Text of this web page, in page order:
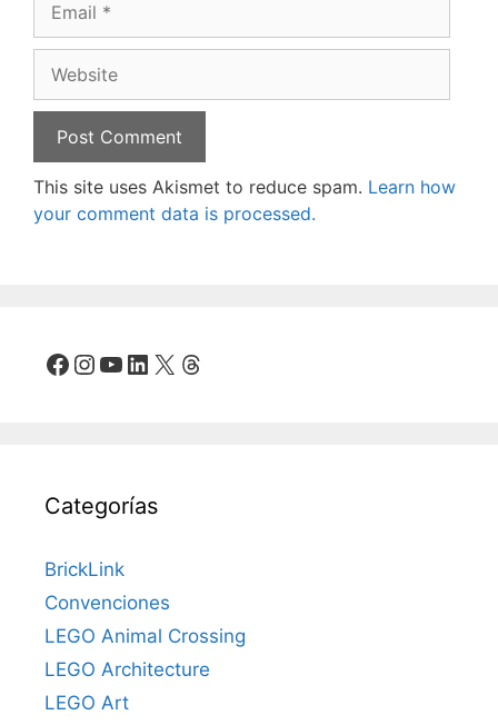
This site uses Akismet to reduce spam. Learn how
your comment data is processed.
Facebook
Instagram
YouTube
LinkedIn
X Threads
Categorías
BrickLink
Convenciones
LEGO Animal Crossing
LEGO Architecture
LEGO Art